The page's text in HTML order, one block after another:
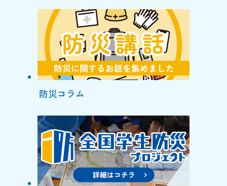
防災コラム